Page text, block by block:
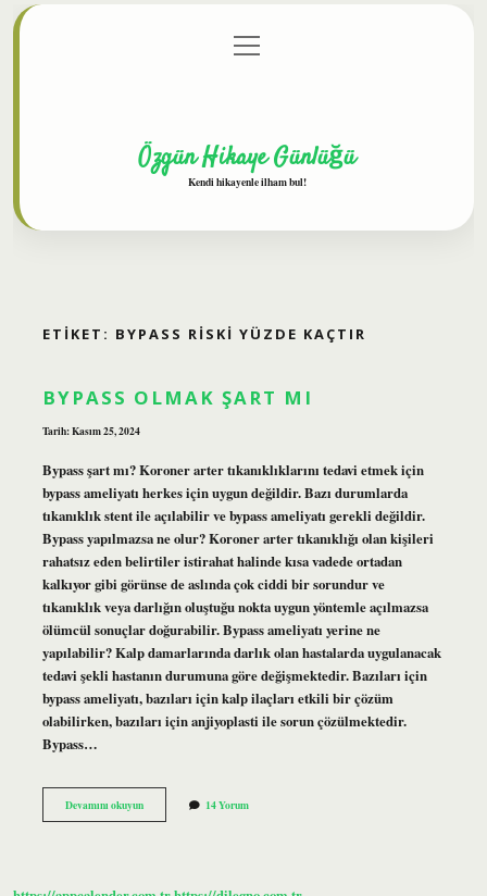
Gizlilik Politikası
menüyü
aç
Özgün Hikaye Günlüğü
Kendi hikayenle ilham bul!
ETIKET: BYPASS RISKI YÜZDE KAÇTIR
BYPASS OLMAK ŞART MI
Tarih: Kasım 25, 2024
Bypass şart mı? Koroner arter tıkanıklıklarını tedavi etmek için
bypass ameliyatı herkes için uygun değildir. Bazı durumlarda
tıkanıklık stent ile açılabilir ve bypass ameliyatı gerekli değildir.
Bypass yapılmazsa ne olur? Koroner arter tıkanıklığı olan kişileri
rahatsız eden belirtiler istirahat halinde kısa vadede ortadan
kalkıyor gibi görünse de aslında çok ciddi bir sorundur ve
tıkanıklık veya darlığın oluştuğu nokta uygun yöntemle açılmazsa
ölümcül sonuçlar doğurabilir. Bypass ameliyatı yerine ne
yapılabilir? Kalp damarlarında darlık olan hastalarda uygulanacak
tedavi şekli hastanın durumuna göre değişmektedir. Bazıları için
bypass ameliyatı, bazıları için kalp ilaçları etkili bir çözüm
olabilirken, bazıları için anjiyoplasti ile sorun çözülmektedir.
Bypass…
Devamını okuyunBypass
Olmak
14 Yorum